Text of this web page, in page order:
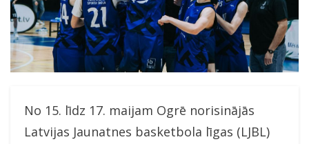
No 15. līdz 17. maijam Ogrē norisinājās
Latvijas Jaunatnes basketbola līgas (LJBL)